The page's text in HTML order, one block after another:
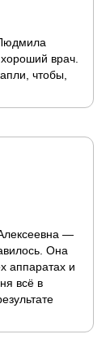
врач.
чтобы,
—
Она
аппаратах и
всё в